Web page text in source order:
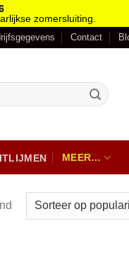
zomersluiting.
Contact
MEER…